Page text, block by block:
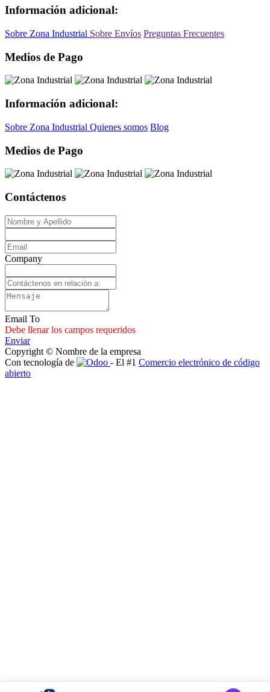
Información adicional:
Sobre Zona Industrial Sobre Envíos Preguntas Frecuentes
Medios de Pago
Información adicional:
Sobre Zona Industrial Quienes somos Blog
Medios de Pago
Contáctenos
Company
Email To
Debe llenar los campos requeridos
Enviar
Copyright © Nombre de la empresa
Con tecnología de
- El #1 Comercio electrónico de código
abierto